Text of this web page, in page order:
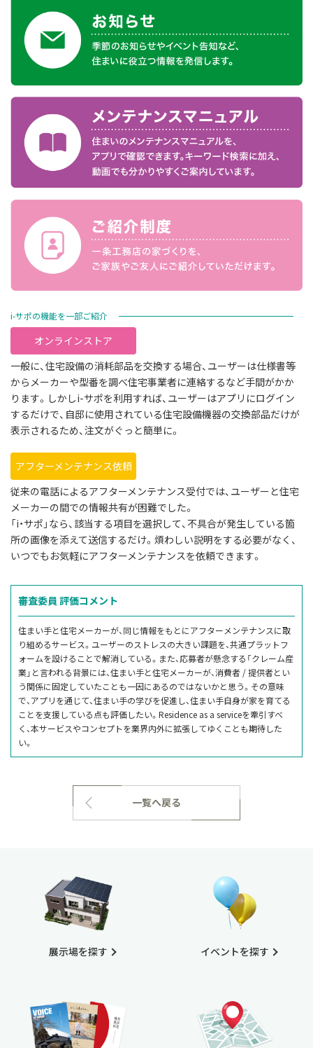
i-サポの機能を一部ご紹介
オンラインストア
一般に、住宅設備の消耗部品を交換する場合、ユーザーは仕様書等
からメーカーや型番を調べ住宅事業者に連絡するなど手間がかか
ります。しかしi-サポを利用すれば、ユーザーはアプリにログイン
するだけで、自邸に使用されている住宅設備機器の交換部品だけが
表示されるため、注文がぐっと簡単に。
アフターメンテナンス依頼
従来の電話によるアフターメンテナンス受付では、ユーザーと住宅
メーカーの間での情報共有が困難でした。
「i・サポ」なら、該当する項目を選択して、不具合が発生している箇
所の画像を添えて送信するだけ。煩わしい説明をする必要がなく、
いつでもお気軽にアフターメンテナンスを依頼できます。
審査委員 評価コメント
住まい手と住宅メーカーが、同じ情報をもとにアフターメンテナンスに取
り組めるサービス。ユーザーのストレスの大きい課題を、共通プラットフ
ォームを設けることで解消している。また、応募者が懸念する「クレーム産
業」と言われる背景には、住まい手と住宅メーカーが、消費者 / 提供者とい
う関係に固定していたことも一因にあるのではないかと思う。その意味
で、アプリを通じて、住まい手の学びを促進し、住まい手自身が家を育てる
ことを支援している点も評価したい。Residence as a serviceを牽引すべ
く、本サービスやコンセプトを業界内外に拡張してゆくことも期待した
い。
一覧へ戻る
展示場を探す イベントを探す